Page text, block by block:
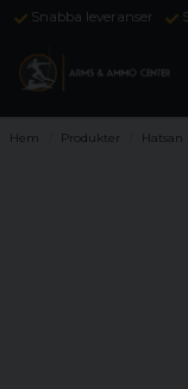
Snabba leveranser
Hem Produkter Hatsan